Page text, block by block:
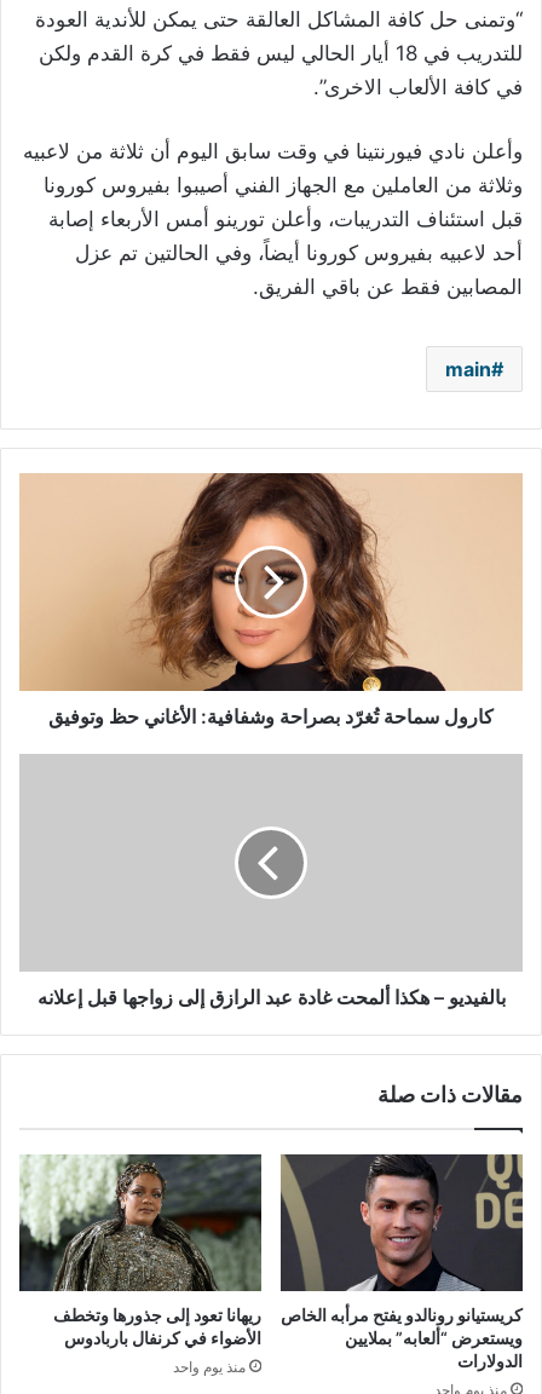
“وتمنى حل كافة المشاكل العالقة حتى يمكن للأندية العودة
للتدريب في 18 أيار الحالي ليس فقط في كرة القدم ولكن
في كافة الألعاب الاخرى”.
وأعلن نادي فيورنتينا في وقت سابق اليوم أن ثلاثة من لاعبيه
وثلاثة من‭ ‬العاملين مع الجهاز الفني أصيبوا بفيروس كورونا
قبل استئناف التدريبات، وأعلن تورينو أمس الأربعاء إصابة
أحد لاعبيه بفيروس كورونا أيضاً، وفي الحالتين تم عزل
المصابين فقط عن باقي الفريق.
main
كارول سماحة تُغرّد بصراحة وشفافية: الأغاني حظ وتوفيق
زواجها
قبلبالفيديو – هكذا ألمحت غادة عبد الرازق إلى زواجها قبل إعلانه
مقالات ذات صلة
كريستيانو رونالدو يفتح مرأبه الخاص
ويستعرض “ألعابه” بملايين
الدولارات
منذ يوم واحد
ريهانا تعود إلى جذورها وتخطف
الأضواء في كرنفال باربادوس
منذ يوم واحد